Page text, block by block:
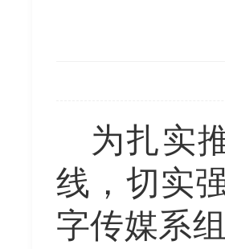
为扎实
线，切实
字传媒系